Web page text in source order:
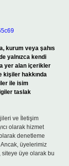
kurum veya şahıs
yalnızca kendi
yer alan içerikler
kişiler hakkında
ile isim
taslak
ve İletişim
olarak hizmet
denetleme
üyelerimiz
siteye üye olarak bu